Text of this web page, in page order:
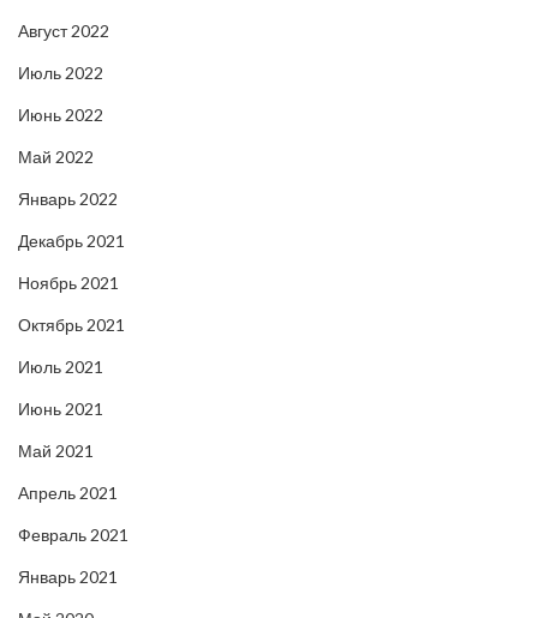
Август 2022
Июль 2022
Июнь 2022
Май 2022
Январь 2022
Декабрь 2021
Ноябрь 2021
Октябрь 2021
Июль 2021
Июнь 2021
Май 2021
Апрель 2021
Февраль 2021
Январь 2021